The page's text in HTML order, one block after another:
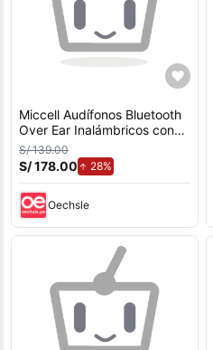
Miccell Audífonos Bluetooth
Over Ear Inalámbricos con
Cancelación de Ruido y
Sonido HiFi
S/ 139.00
S/ 178.00 28%
Oechsle